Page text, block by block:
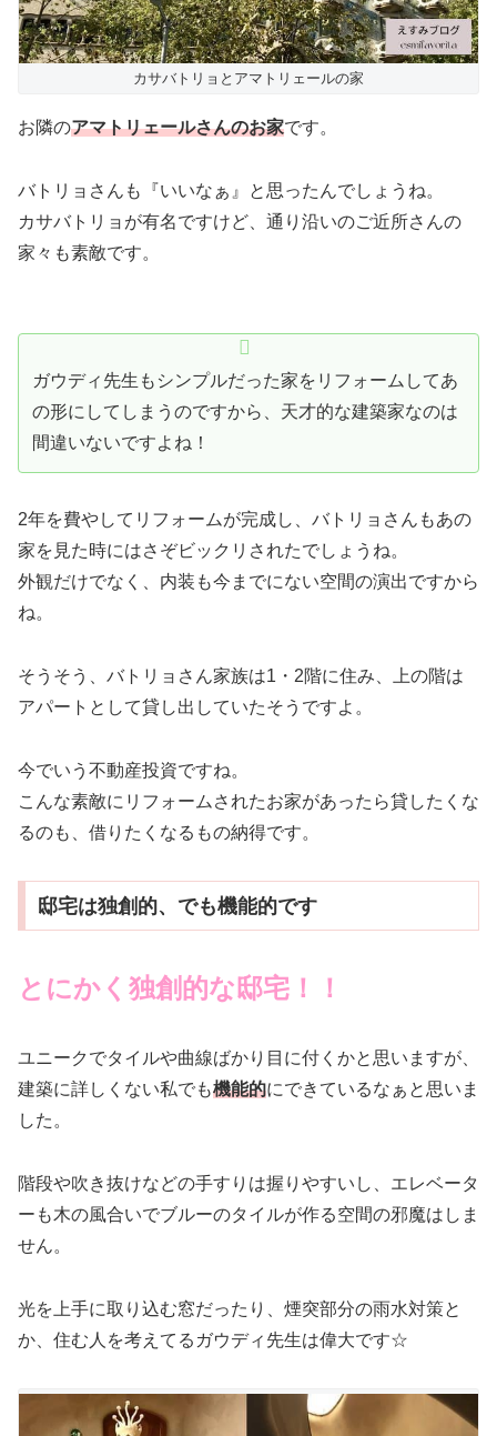
カサバトリョとアマトリェールの家
お隣のアマトリェールさんのお家です。
バトリョさんも『いいなぁ』と思ったんでしょうね。
カサバトリョが有名ですけど、通り沿いのご近所さんの
家々も素敵です。
ガウディ先生もシンプルだった家をリフォームしてあ
の形にしてしまうのですから、天才的な建築家なのは
間違いないですよね！
2年を費やしてリフォームが完成し、バトリョさんもあの
家を見た時にはさぞビックリされたでしょうね。
外観だけでなく、内装も今までにない空間の演出ですから
ね。
そうそう、バトリョさん家族は1・2階に住み、上の階は
アパートとして貸し出していたそうですよ。
今でいう不動産投資ですね。
こんな素敵にリフォームされたお家があったら貸したくな
るのも、借りたくなるもの納得です。
邸宅は独創的、でも機能的です
とにかく独創的な邸宅！！
ユニークでタイルや曲線ばかり目に付くかと思いますが、
建築に詳しくない私でも機能的にできているなぁと思いま
した。
階段や吹き抜けなどの手すりは握りやすいし、エレベータ
ーも木の風合いでブルーのタイルが作る空間の邪魔はしま
せん。
光を上手に取り込む窓だったり、煙突部分の雨水対策と
か、住む人を考えてるガウディ先生は偉大です☆